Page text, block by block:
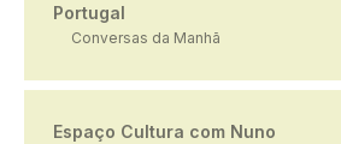
Portugal
Conversas da Manhã
Espaço Cultura com Nuno